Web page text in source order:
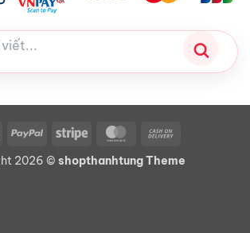
Visa PayPal Stripe MasterCard
Delivery
2026 © shopthanhtung Theme